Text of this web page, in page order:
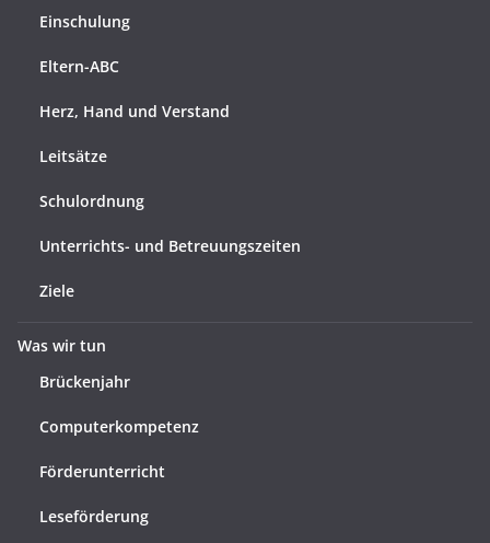
Einschulung
Eltern-ABC
Herz, Hand und Verstand
Leitsätze
Schulordnung
Unterrichts- und Betreuungszeiten
Ziele
Was wir tun
Brückenjahr
Computerkompetenz
Förderunterricht
Leseförderung